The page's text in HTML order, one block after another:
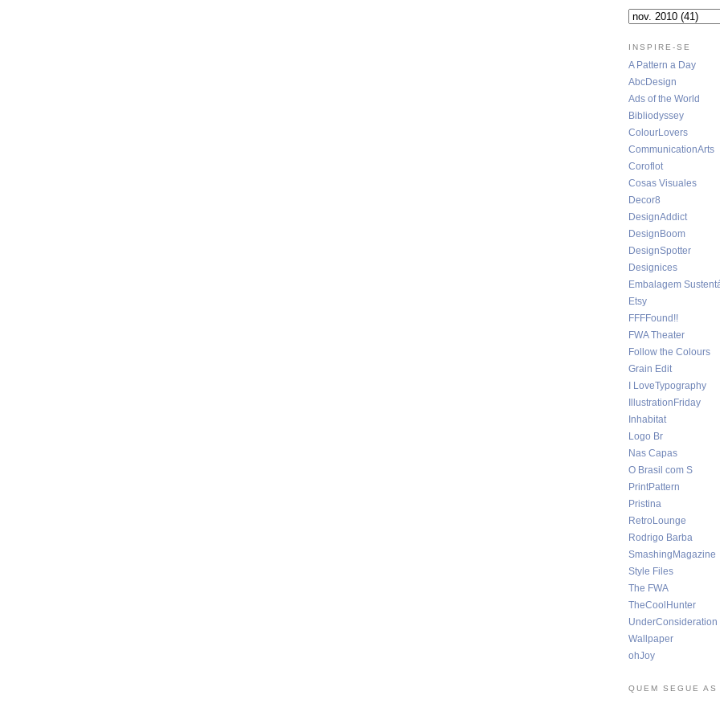
INSPIRE-SE
A Pattern a Day
AbcDesign
Ads of the World
Bibliodyssey
ColourLovers
CommunicationArts
Coroflot
Cosas Visuales
Decor8
DesignAddict
DesignBoom
DesignSpotter
Designices
Embalagem
Etsy
FFFFound!!
FWA Theater
Follow the Colours
Grain Edit
I LoveTypography
IllustrationFriday
Inhabitat
Logo Br
Nas Capas
O Brasil com S
PrintPattern
Pristina
RetroLounge
Rodrigo Barba
SmashingMagazine
Style Files
The FWA
TheCoolHunter
UnderConsideration
Wallpaper
ohJoy
QUEM SEGUE